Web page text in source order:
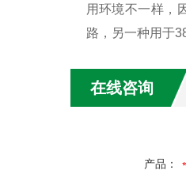
用环境不一样，
路，另一种用于
在线咨询
产品：